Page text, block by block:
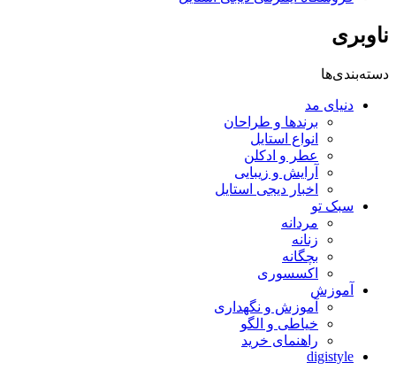
ناوبری
دسته‌بندی‌ها
دنیای مد
برندها و طراحان
انواع استایل
عطر و ادکلن
آرایش و زیبایی
اخبار دیجی استایل
سبک تو
مردانه
زنانه
بچگانه
اکسسوری
آموزش
آموزش و نگهداری
خیاطی و الگو
راهنمای خرید
digistyle